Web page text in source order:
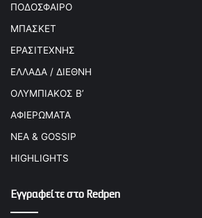
ΠΟΔΟΣΦΑΙΡΟ
ΜΠΑΣΚΕΤ
ΕΡΑΣΙΤΕΧΝΗΣ
ΕΛΛΑΔΑ / ΔΙΕΘΝΗ
ΟΛΥΜΠΙΑΚΟΣ Β’
ΑΦΙΕΡΩΜΑΤΑ
ΝΕΑ & GOSSIP
HIGHLIGHTS
Εγγραφείτε στο Redpen